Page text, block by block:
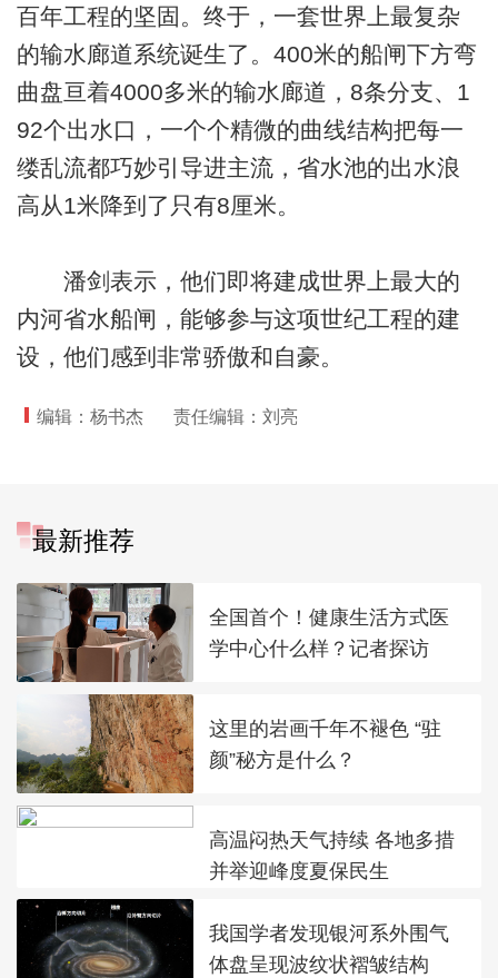
百年工程的坚固。终于，一套世界上最复杂
的输水廊道系统诞生了。400米的船闸下方弯
曲盘亘着4000多米的输水廊道，8条分支、1
92个出水口，一个个精微的曲线结构把每一
缕乱流都巧妙引导进主流，省水池的出水浪
高从1米降到了只有8厘米。
潘剑表示，他们即将建成世界上最大的
内河省水船闸，能够参与这项世纪工程的建
设，他们感到非常骄傲和自豪。
编辑：杨书杰 责任编辑：刘亮
最新推荐
全国首个！健康生活方式医
学中心什么样？记者探访
这里的岩画千年不褪色 “驻
颜”秘方是什么？
高温闷热天气持续 各地多措
并举迎峰度夏保民生
我国学者发现银河系外围气
体盘呈现波纹状褶皱结构